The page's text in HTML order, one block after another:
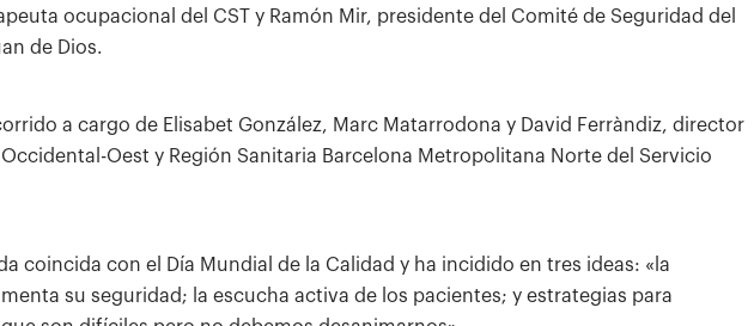
ocupacional del CST y Ramón Mir, presidente del Comité de Seguridad del
de Dios.
a cargo de Elisabet González, Marc Matarrodona y David Ferràndiz, director
Oest y Región Sanitaria Barcelona Metropolitana Norte del Servicio
coincida con el Día Mundial de la Calidad y ha incidido en tres ideas: «la
su seguridad; la escucha activa de los pacientes; y estrategias para